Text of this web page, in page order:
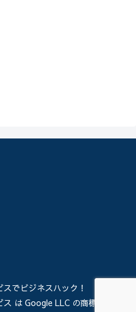
でビジネスハック！
は Google LLC の商標であり、